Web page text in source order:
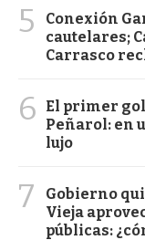
5
Conexión
cautelares;
Carrasco
6
El primer
Peñarol: en
lujo
7
Gobierno
Vieja
públicas: